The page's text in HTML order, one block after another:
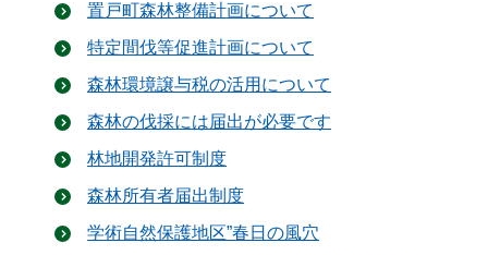
置戸町森林整備計画について
特定間伐等促進計画について
森林環境譲与税の活用について
森林の伐採には届出が必要です
林地開発許可制度
森林所有者届出制度
学術自然保護地区”春日の風穴